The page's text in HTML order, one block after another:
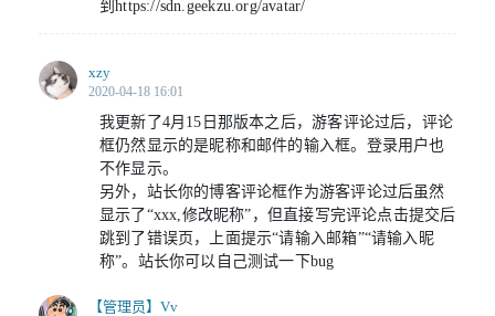
到https://sdn.geekzu.org/avatar/
xzy
2020-04-18 16:01
我更新了4月15日那版本之后，游客评论过后，评论
框仍然显示的是昵称和邮件的输入框。登录用户也
不作显示。
另外，站长你的博客评论框作为游客评论过后虽然
显示了“xxx,修改昵称”，但直接写完评论点击提交后
跳到了错误页，上面提示“请输入邮箱”“请输入昵
称”。站长你可以自己测试一下bug
【管理员】 Vv